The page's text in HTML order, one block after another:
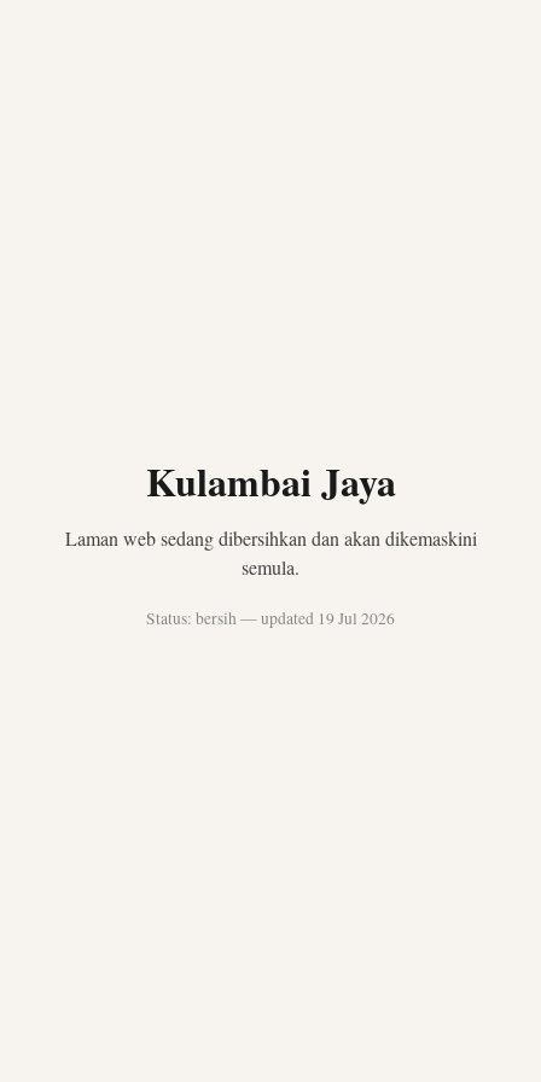
Kulambai Jaya
Laman web sedang dibersihkan dan akan dikemaskini
semula.
Status: bersih — updated 19 Jul 2026